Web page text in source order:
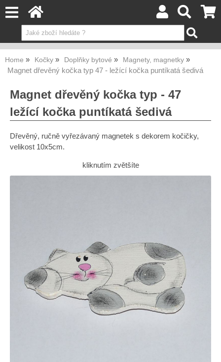
Home Kočky Doplňky bytové Magnety, magnetky
Magnet dřevěný kočka typ 47 - ležící kočka puntíkatá šedivá
Magnet dřevěný kočka typ - 47
ležící kočka puntíkatá šedivá
Dřevěný, ručně vyřezávaný magnetek s dekorem kočičky,
velikost 10x5cm.
kliknutím zvětšíte